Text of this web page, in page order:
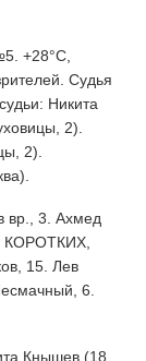
+28°С,
Судья
Никита
2).
2).
вр., 3. Ахмед
КОРОТКИХ,
15. Лев
6.
Кнышев (18,